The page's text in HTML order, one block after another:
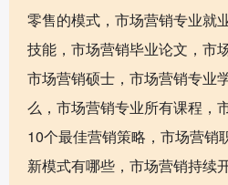
零售的模式，市场营销专业就
技能，市场营销毕业论文，市
市场营销硕士，市场营销专业
么，市场营销专业所有课程，
10个最佳营销策略，市场营销
新模式有哪些，市场营销持续